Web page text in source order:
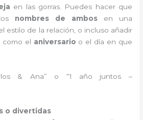
en las gorras. Puedes hacer que
nombres de ambosen una
estilo de la relación, o incluso añadir
como el aniversario o el día en que
& Ana” o “1 año juntos –
o divertidas